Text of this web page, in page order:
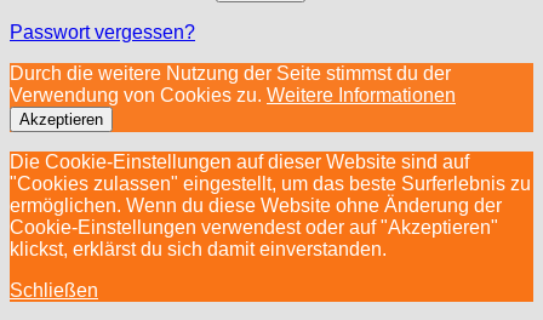
Passwort vergessen?
Durch die weitere Nutzung der Seite stimmst du der
Verwendung von Cookies zu. Weitere Informationen
Akzeptieren
Die Cookie-Einstellungen auf dieser Website sind auf
"Cookies zulassen" eingestellt, um das beste Surferlebnis zu
ermöglichen. Wenn du diese Website ohne Änderung der
Cookie-Einstellungen verwendest oder auf "Akzeptieren"
klickst, erklärst du sich damit einverstanden.
Schließen